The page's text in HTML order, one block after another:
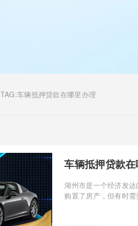
TAG:车辆抵押贷款在哪里办理
车辆抵押贷款
湖州市是一个经济发
购置了房产，但有时